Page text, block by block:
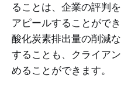
ることは、企業の評判
アピールすることがで
酸化炭素排出量の削減
することも、クライア
めることができます。